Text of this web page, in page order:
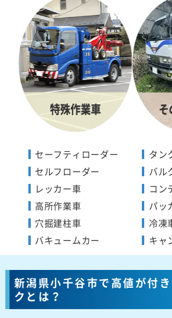
セーフティローダー
セルフローダー
レッカー車
高所作業車
穴掘建柱車
バキュームカー
タン
バル
コン
パッ
冷凍
キャ
新潟県小千谷市で高値が付
クとは？